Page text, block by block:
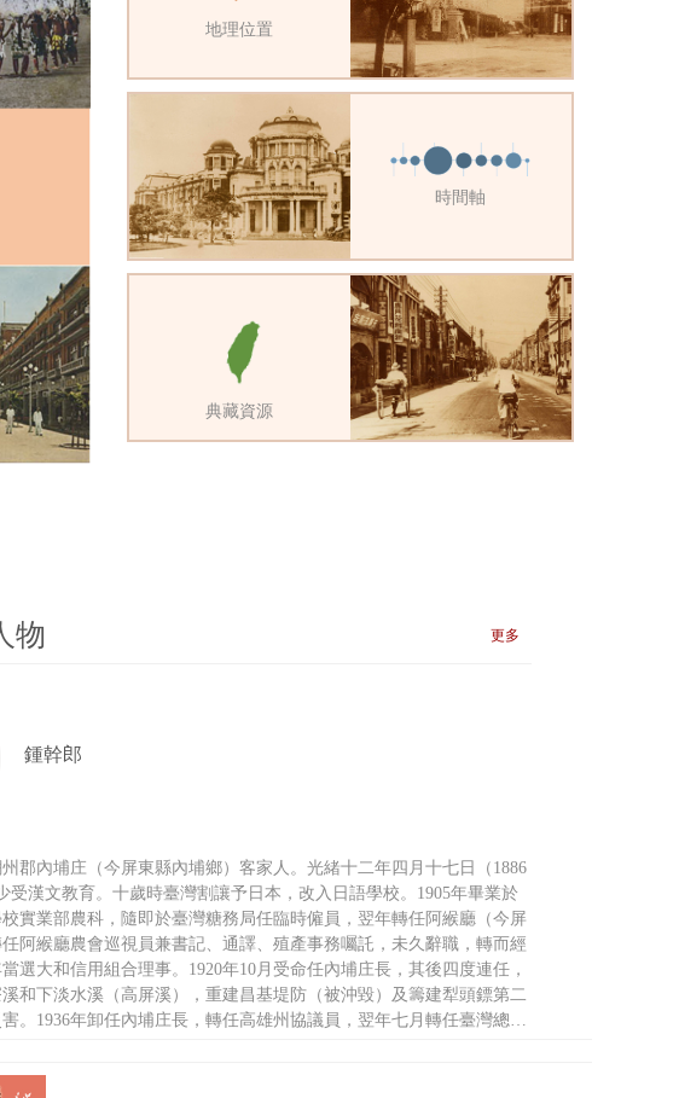
地理位置
時間軸
典藏資源
物 更多
鍾幹郎
郡內埔庄（今屏東縣內埔鄉）客家人。光緒十二年四月十七日（1886
受漢文教育。十歲時臺灣割讓予日本，改入日語學校。1905年畢業於
實業部農科，隨即於臺灣糖務局任臨時僱員，翌年轉任阿緱廳（今屏
阿緱廳農會巡視員兼書記、通譯、殖產事務囑託，未久辭職，轉而經
選大和信用組合理事。1920年10月受命任內埔庄長，其後四度連任，
和下淡水溪（高屏溪），重建昌基堤防（被沖毀）及籌建犁頭鏢第二
。1936年卸任內埔庄長，轉任高雄州協議員，翌年七月轉任臺灣總督